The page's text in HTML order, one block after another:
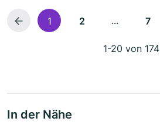
1 2 ... 7
1-20 von 174
In der Nähe